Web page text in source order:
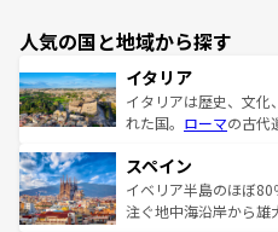
人気の国と地域から探す
イタリア
イタリアは歴史、文
れた国。 ローマの古代
ろん、トスカーナの美
景など、自然景観も見
ピザやパスタなど、絶
スペイン
イベリア半島のほぼ
注ぐ地中海沿岸から雄